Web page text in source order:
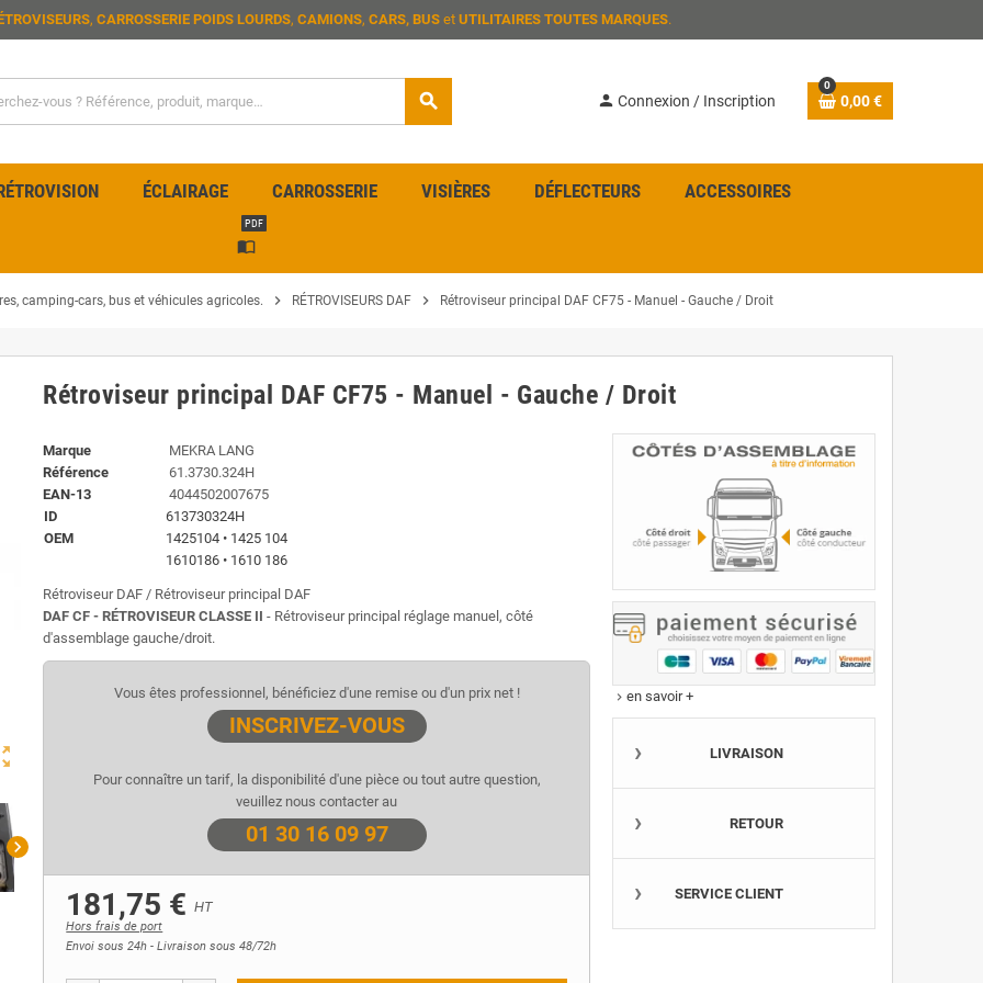
, CARROSSERIE POIDS LOURDS, CAMIONS, CARS, BUSet UTILITAIRES TOUTES MARQUES.
search person Connexion / Inscription
0
0,00 €
ÉCLAIRAGE CARROSSERIE VISIÈRES DÉFLECTEURS ACCESSOIRES
import_contacts
PDF
camping-cars, bus et véhicules agricoles. chevron_right RÉTROVISEURS DAF chevron_right Rétroviseur principal DAF CF75 - Manuel - Gauche / Droit
chevron_right
Rétroviseur principal DAF CF75 - Manuel - Gauche / Droit
Marque
MEKRA LANG
Référence
61.3730.324H
EAN-13
4044502007675
ID
613730324H
OEM
1425104 • 1425 104
1610186 • 1610 186
Rétroviseur DAF / Rétroviseur principal DAF
DAF CF - RÉTROVISEUR CLASSE II - Rétroviseur principal réglage manuel, côté
d'assemblage gauche/droit.
Vous êtes professionnel, bénéficiez d'une remise ou d'un prix net !
INSCRIVEZ-VOUS
Pour connaître un tarif, la disponibilité d'une pièce ou tout autre question,
veuillez nous contacter au
01 30 16 09 97
181,75 €HT
Hors frais de port
Envoi sous 24h - Livraison sous 48/72h
keyboard_arrow_righten savoir +
LIVRAISON
RETOUR
SERVICE CLIENT